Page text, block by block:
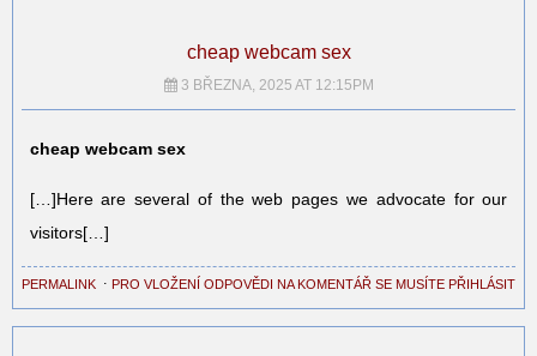
cheap webcam sex
3 BŘEZNA, 2025 AT 12:15PM
cheap webcam sex
[…]Here are several of the web pages we advocate for our
visitors[…]
PERMALINK ⋅ PRO VLOŽENÍ ODPOVĚDI NA KOMENTÁŘ SE MUSÍTE PŘIHLÁSIT